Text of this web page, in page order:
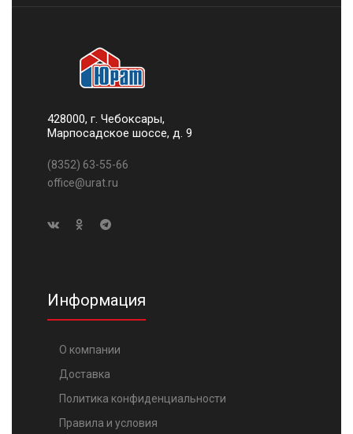
428000, г. Чебоксары,
Марпосадское шоссе, д. 9
(8352) 63-55-66
office@urat.ru
Информация
О компании
Доставка
Политика конфиденциальности
Правила и условия